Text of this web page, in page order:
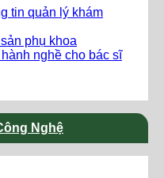
tin quản lý khám
phụ khoa
nghề cho bác sĩ
Nghệ